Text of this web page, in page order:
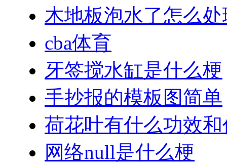
木地板泡水了怎么处
cba体育
牙签搅水缸是什么梗
手抄报的模板图简单
荷花叶有什么功效
网络null是什么梗